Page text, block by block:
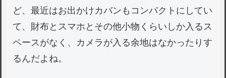
ど、最近はお出かけカバンもコンパクトにしてい
て、財布とスマホとその他小物くらいしか入るス
ペースがなく、カメラが入る余地はなかったりす
るんだよね。